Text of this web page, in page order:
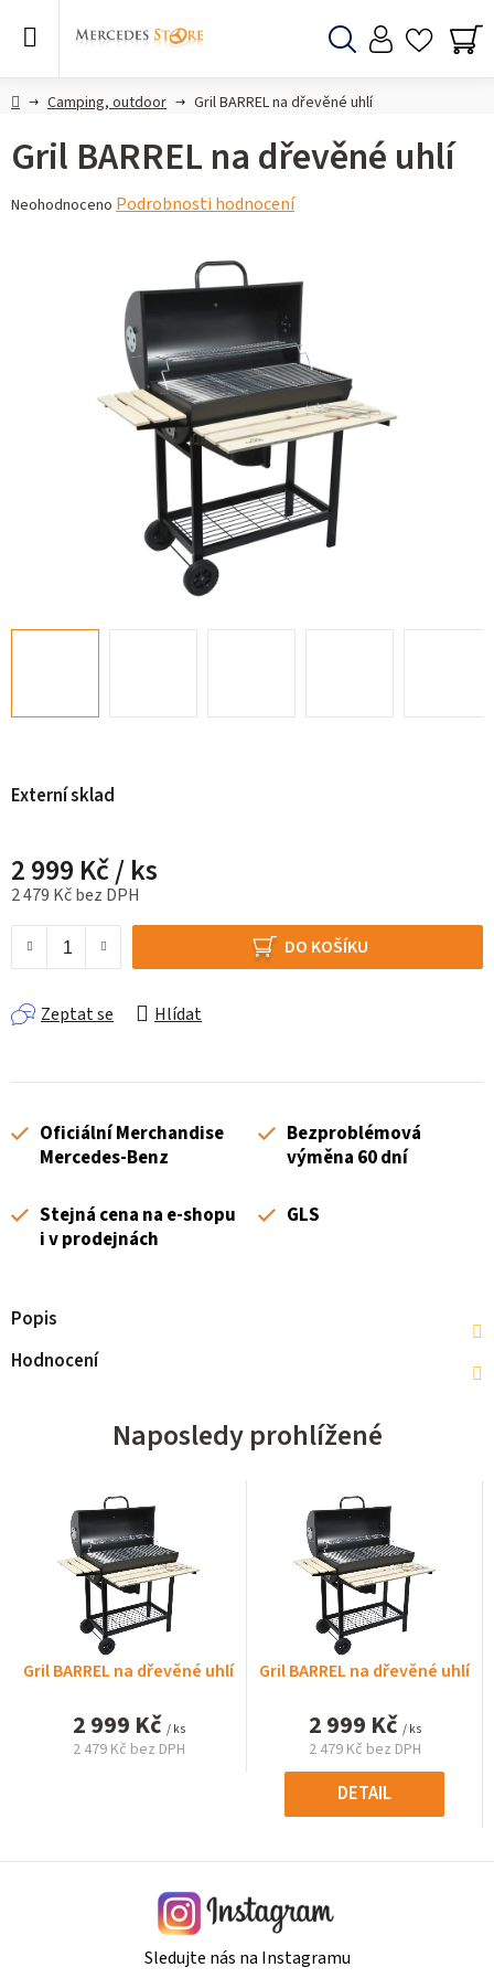
DomůCamping, outdoor Gril BARREL na dřevěné uhlí
Externí sklad
2 999 Kč/ ks
2 479 Kč bez DPH
DO KOŠÍKU
Zeptat se Hlídat
Gril BARREL na dřevěné uhlí
Průměrné
Neohodnoceno Podrobnosti hodnocení
Oficiální Merchandise
Mercedes-Benz
Bezproblémová
výměna 60 dní
Stejná cena na e-shopu
i v prodejnách
GLS
Popis
Hodnocení
Naposledy prohlížené
Gril BARREL na dřevěné uhlí
2 999 Kč / ks
2 479 Kč bez DPH
Gril BARREL na dřevěné uhlí
2 999 Kč / ks
2 479 Kč bez DPH
Měrná
cena:
DETAIL
Sledujte nás na Instagramu